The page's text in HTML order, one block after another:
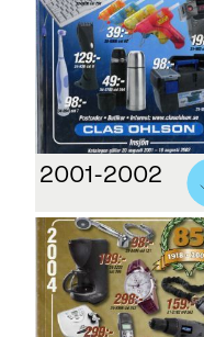
2001-2002